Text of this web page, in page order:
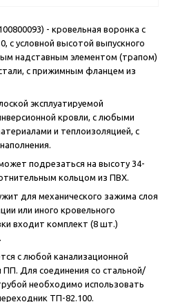
- кровельная воронка с
с условной высотой выпускного
надставным элементом (трапом)
с прижимным фланцем из
эксплуатируемой
кровли, с любыми
и теплоизоляцией, с
подрезаться на высоту 34-
кольцом из ПВХ.
для механического зажима слоя
или иного кровельного
входит комплект (8 шт.)
с любой канализационной
Для соединения со стальной/
необходимо использовать
ТП-82.100.